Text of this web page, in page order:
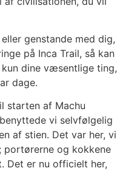
genstande med dig,
på Inca Trail, så kan
dine væsentlige ting,
dage.
starten af ​​Machu
vi selvfølgelig
af ​​stien. Det var her, vi
og kokkene
Det er nu officielt her,